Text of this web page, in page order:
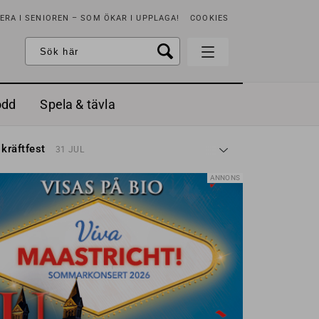
I SENIOREN – SOM ÖKAR I UPPLAGA! COOKIES
Spela & tävla
kräftfest 31 JUL
stora fat 3 JUL
med vaniljglass 18 JUN
med örter 13 JUN
3 MAJ
gräddfil, dill och persilja 2 MAJ
kräftfest 31 JUL
ANNONS